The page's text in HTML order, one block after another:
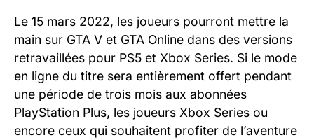
Le 15 mars 2022, les joueurs pourront mettre la
main sur GTA V et GTA Online dans des versions
retravaillées pour PS5 et Xbox Series. Si le mode
en ligne du titre sera entièrement offert pendant
une période de trois mois aux abonnées
PlayStation Plus, les joueurs Xbox Series ou
encore ceux qui souhaitent profiter de l’aventure